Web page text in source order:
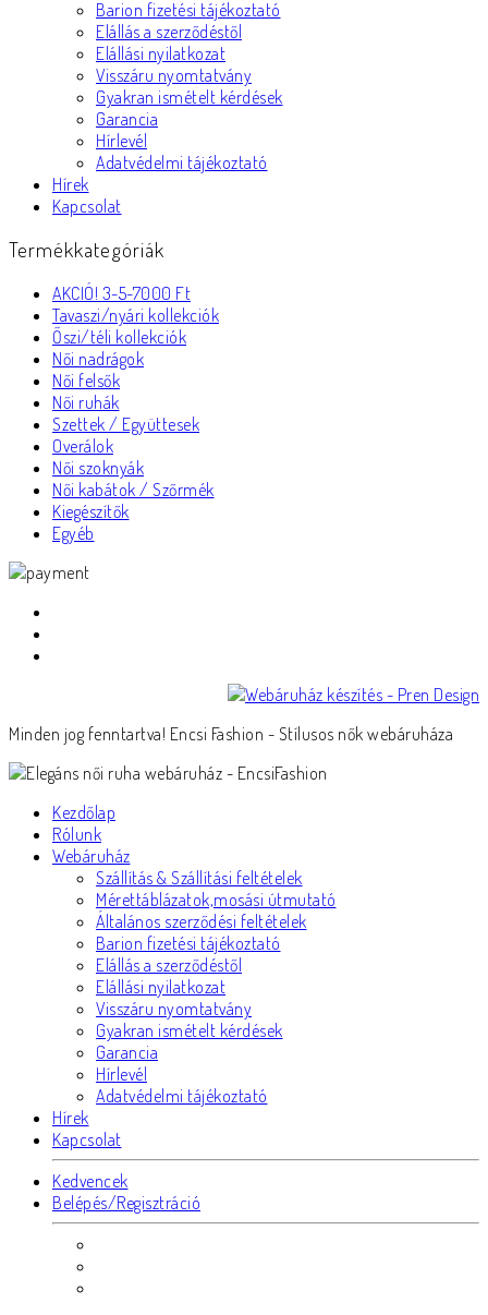
Barion fizetési tájékoztató
Elállás a szerződéstől
Elállási nyilatkozat
Visszáru nyomtatvány
Gyakran ismételt kérdések
Garancia
Hírlevél
Adatvédelmi tájékoztató
Hírek
Kapcsolat
Termékkategóriák
AKCIÓ! 3-5-7000 Ft
Tavaszi/nyári kollekciók
Őszi/téli kollekciók
Női nadrágok
Női felsők
Női ruhák
Szettek / Együttesek
Overálok
Női szoknyák
Női kabátok / Szőrmék
Kiegészítők
Egyéb
Minden jog fenntartva! Encsi Fashion - Stílusos nők webáruháza
Kezdőlap
Rólunk
Webáruház
Szállítás & Szállítási feltételek
Mérettáblázatok,mosási útmutató
Általános szerződési feltételek
Barion fizetési tájékoztató
Elállás a szerződéstől
Elállási nyilatkozat
Visszáru nyomtatvány
Gyakran ismételt kérdések
Garancia
Hírlevél
Adatvédelmi tájékoztató
Hírek
Kapcsolat
Kedvencek
Belépés/Regisztráció